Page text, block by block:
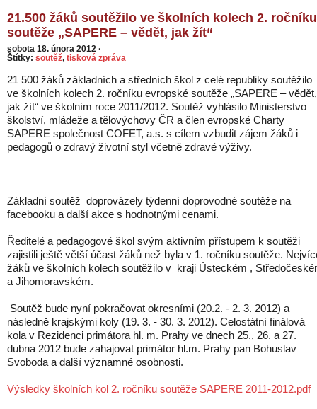
21.500 žáků soutěžilo ve školních kolech 2. ročníku
soutěže „SAPERE – vědět, jak žít“
sobota 18. února 2012 ·
Štítky: soutěž, tisková zpráva
21 500 žáků základních a středních škol z celé republiky soutěžilo
ve školních kolech 2. ročníku evropské soutěže „SAPERE – vědět,
jak žít“ ve školním roce 2011/2012. Soutěž vyhlásilo Ministerstvo
školství, mládeže a tělovýchovy ČR a člen evropské Charty
SAPERE společnost COFET, a.s. s cílem vzbudit zájem žáků i
pedagogů o zdravý životní styl včetně zdravé výživy.
Základní soutěž doprovázely týdenní doprovodné soutěže na
facebooku a další akce s hodnotnými cenami.
Ředitelé a pedagogové škol svým aktivním přístupem k soutěži
zajistili ještě větší účast žáků než byla v 1. ročníku soutěže.
žáků ve školních kolech soutěžilo v kraji Ústeckém ,
a Jihomoravském.
Soutěž bude nyní pokračovat okresními (20.2. - 2. 3. 2012) a
následně krajskými koly (19. 3. - 30. 3. 2012). Celostátní finálová
kola v Rezidenci primátora hl. m. Prahy ve dnech 25., 26. a 27.
dubna 2012 bude zahajovat primátor hl.m. Prahy pan Bohuslav
Svoboda a další významné osobnosti.
Výsledky školních kol 2. ročníku soutěže SAPERE 2011-2012.pdf